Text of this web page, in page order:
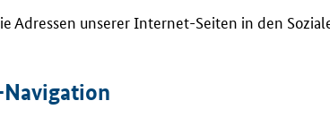
Adressen unserer Internet-Seiten in den